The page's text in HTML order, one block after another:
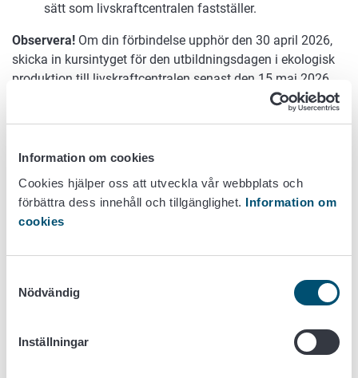
Information om cookies
Cookies hjälper oss att utveckla vår webbplats och
förbättra dess innehåll och tillgänglighet. Information om
cookies
Nödvändig
Inställningar
sätt som livskraftcentralen fastställer.
Observera! Om din förbindelse upphör den 30 april 2026,
skicka in kursintyget för den utbildningsdagen i ekologisk
produktion till livskraftcentralen senast den 15 maj 2026
att skicka det via e-post eller på annat sätt som
Din förbindelse började
Avlägg utbildningskravet
produktion)
År 2024 (ny femårig